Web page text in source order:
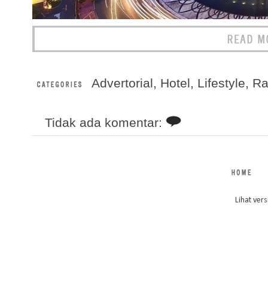
Advertorial, Hotel, Lifestyle,
Tidak ada komentar:
Lihat